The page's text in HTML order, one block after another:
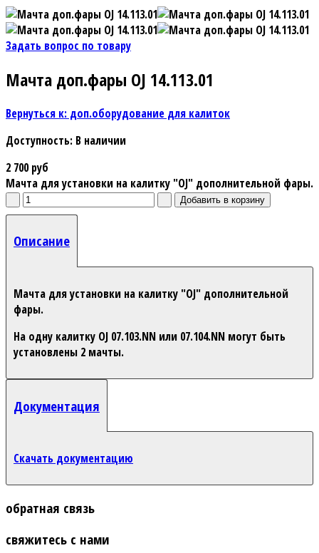
Задать вопрос по товару
Мачта доп.фары OJ 14.113.01
Вернуться к: доп.оборудование для калиток
Доступность: В наличии
2 700 руб
Мачта для установки на калитку "OJ" дополнительной фары.
Описание
Мачта для установки на калитку "OJ" дополнительной
фары.
На одну калитку OJ 07.103.NN или 07.104.NN могут быть
установлены 2 мачты.
Документация
Скачать документацию
обратная связь
свяжитесь с нами